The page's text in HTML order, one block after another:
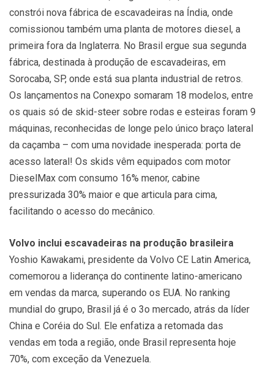
constrói nova fábrica de escavadeiras na Índia, onde
comissionou também uma planta de motores diesel, a
primeira fora da Inglaterra. No Brasil ergue sua segunda
fábrica, destinada à produção de escavadeiras, em
Sorocaba, SP, onde está sua planta industrial de retros.
Os lançamentos na Conexpo somaram 18 modelos, entre
os quais só de skid-steer sobre rodas e esteiras foram 9
máquinas, reconhecidas de longe pelo único braço lateral
da caçamba – com uma novidade inesperada: porta de
acesso lateral! Os skids vêm equipados com motor
DieselMax com consumo 16% menor, cabine
pressurizada 30% maior e que articula para cima,
facilitando o acesso do mecânico.
Volvo inclui escavadeiras na produção brasileira
Yoshio Kawakami, presidente da Volvo CE Latin America,
comemorou a liderança do continente latino-americano
em vendas da marca, superando os EUA. No ranking
mundial do grupo, Brasil já é o 3o mercado, atrás da líder
China e Coréia do Sul. Ele enfatiza a retomada das
vendas em toda a região, onde Brasil representa hoje
70%, com exceção da Venezuela.